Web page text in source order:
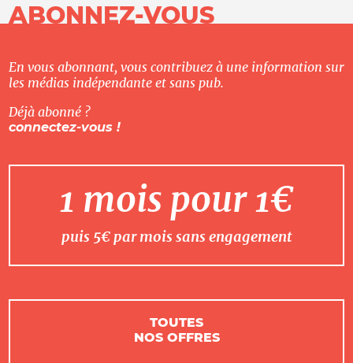
ABONNEZ-VOUS
En vous abonnant, vous contribuez à une information sur
les médias indépendante et sans pub.
Déjà abonné ?
connectez-vous !
1 mois pour 1€
puis 5€ par mois sans engagement
TOUTES
NOS OFFRES